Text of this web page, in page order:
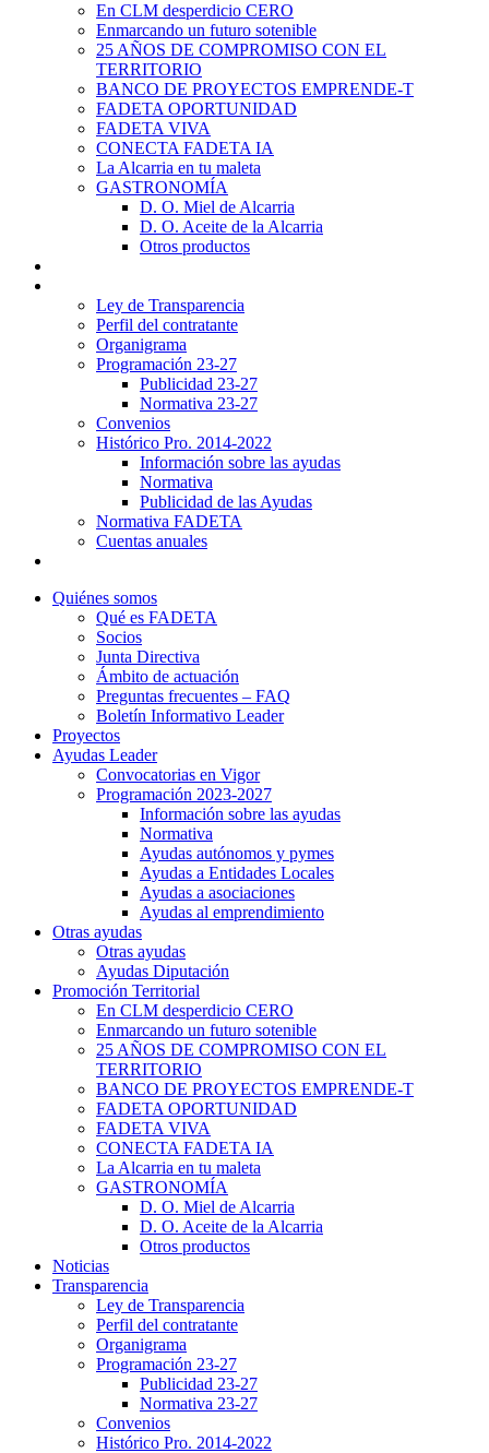
En CLM desperdicio CERO
Enmarcando un futuro sotenible
25 AÑOS DE COMPROMISO CON EL
TERRITORIO
BANCO DE PROYECTOS EMPRENDE-T
FADETA OPORTUNIDAD
FADETA VIVA
CONECTA FADETA IA
La Alcarria en tu maleta
GASTRONOMÍA
D. O. Miel de Alcarria
D. O. Aceite de la Alcarria
Otros productos
Ley de Transparencia
Perfil del contratante
Organigrama
Programación 23-27
Publicidad 23-27
Normativa 23-27
Convenios
Histórico Pro. 2014-2022
Información sobre las ayudas
Normativa
Publicidad de las Ayudas
Normativa FADETA
Cuentas anuales
Quiénes somos
Qué es FADETA
Socios
Junta Directiva
Ámbito de actuación
Preguntas frecuentes – FAQ
Boletín Informativo Leader
Proyectos
Ayudas Leader
Convocatorias en Vigor
Programación 2023-2027
Información sobre las ayudas
Normativa
Ayudas autónomos y pymes
Ayudas a Entidades Locales
Ayudas a asociaciones
Ayudas al emprendimiento
Otras ayudas
Otras ayudas
Ayudas Diputación
Promoción Territorial
En CLM desperdicio CERO
Enmarcando un futuro sotenible
25 AÑOS DE COMPROMISO CON EL
TERRITORIO
BANCO DE PROYECTOS EMPRENDE-T
FADETA OPORTUNIDAD
FADETA VIVA
CONECTA FADETA IA
La Alcarria en tu maleta
GASTRONOMÍA
D. O. Miel de Alcarria
D. O. Aceite de la Alcarria
Otros productos
Noticias
Transparencia
Ley de Transparencia
Perfil del contratante
Organigrama
Programación 23-27
Publicidad 23-27
Normativa 23-27
Convenios
Histórico Pro. 2014-2022